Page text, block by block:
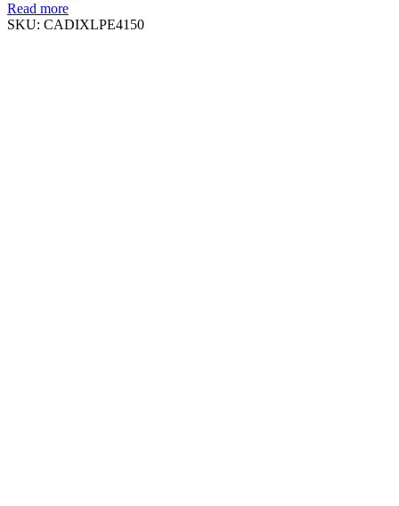
Read more
SKU: CADIXLPE4150